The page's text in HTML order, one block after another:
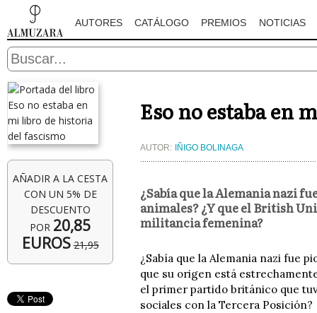
AUTORES CATÁLOGO PREMIOS NOTICIAS
AÑADIR A LA CESTA
CON UN 5% DE
DESCUENTO
POR 20,85
EUROS 21,95
Eso no estaba en
AUTOR: IÑIGO BOLINAGA
¿Sabía que la Alemania nazi
animales? ¿Y que el British
militancia femenina?
¿Sabía que la Alemania nazi fue
que su origen está
el primer partido británico que
sociales con la Tercera Posición?